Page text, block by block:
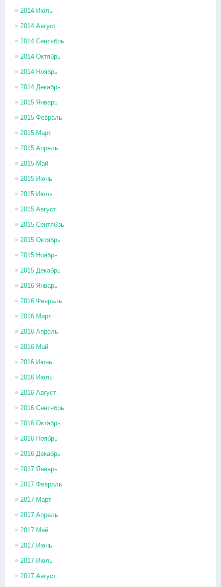
2014 Июль
2014 Август
2014 Сентябрь
2014 Октябрь
2014 Ноябрь
2014 Декабрь
2015 Январь
2015 Февраль
2015 Март
2015 Апрель
2015 Май
2015 Июнь
2015 Июль
2015 Август
2015 Сентябрь
2015 Октябрь
2015 Ноябрь
2015 Декабрь
2016 Январь
2016 Февраль
2016 Март
2016 Апрель
2016 Май
2016 Июнь
2016 Июль
2016 Август
2016 Сентябрь
2016 Октябрь
2016 Ноябрь
2016 Декабрь
2017 Январь
2017 Февраль
2017 Март
2017 Апрель
2017 Май
2017 Июнь
2017 Июль
2017 Август